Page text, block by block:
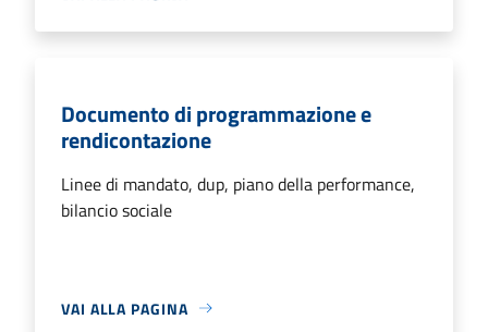
Documento di programmazione e
rendicontazione
Linee di mandato, dup, piano della performance,
bilancio sociale
VAI ALLA PAGINA